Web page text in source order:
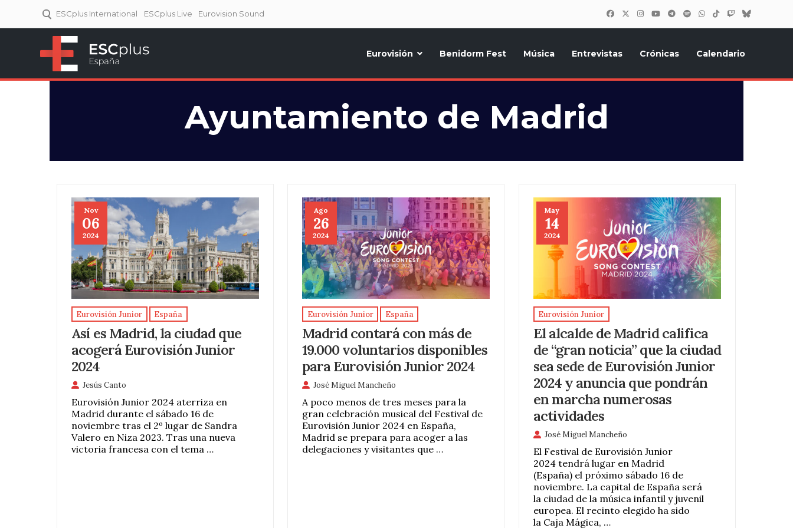
ESCplus International ESCplus Live Eurovision Sound
Eurovisión Benidorm Fest Música Entrevistas Crónicas Calendario
Ayuntamiento de Madrid
Nov
06
2024
Eurovisión Junior España
Así es Madrid, la ciudad que
acogerá Eurovisión Junior
2024
Jesús Canto
Eurovisión Junior 2024 aterriza en
Madrid durante el sábado 16 de
noviembre tras el 2º lugar de Sandra
Valero en Niza 2023. Tras una nueva
victoria francesa con el tema …
Ago
26
2024
Eurovisión Junior España
Madrid contará con más de
19.000 voluntarios disponibles
para Eurovisión Junior 2024
José Miguel Mancheño
A poco menos de tres meses para la
gran celebración musical del Festival de
Eurovisión Junior 2024 en España,
Madrid se prepara para acoger a las
delegaciones y visitantes que …
May
14
2024
Eurovisión Junior
El alcalde de Madrid califica
de “gran noticia” que la ciudad
sea sede de Eurovisión Junior
2024 y anuncia que pondrán
en marcha numerosas
actividades
José Miguel Mancheño
El Festival de Eurovisión Junior
2024 tendrá lugar en Madrid
(España) el próximo sábado 16 de
noviembre. La capital de España será
la ciudad de la música infantil y juvenil
europea. El recinto elegido ha sido
la Caja Mágica, …